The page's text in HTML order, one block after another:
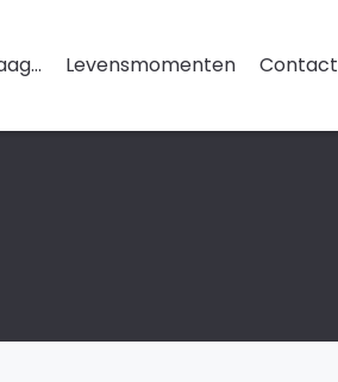
Levensmomenten Contact